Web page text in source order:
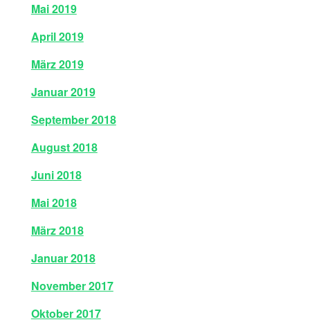
Mai 2019
April 2019
März 2019
Januar 2019
September 2018
August 2018
Juni 2018
Mai 2018
März 2018
Januar 2018
November 2017
Oktober 2017